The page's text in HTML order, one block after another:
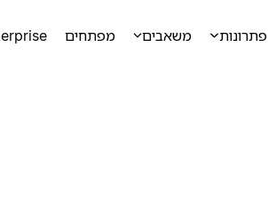
פתרונות משאבים מפתחים